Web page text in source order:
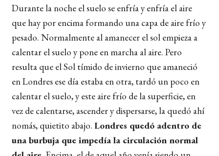
Durante la noche el suelo se enfría y enfría el aire
que hay por encima formando una capa de aire frío y
pesado. Normalmente al amanecer el sol empieza a
calentar el suelo y pone en marcha al aire. Pero
resulta que el Sol tímido de invierno que amaneció
en Londres ese día estaba en otra, tardó un poco en
calentar el suelo, y este aire frío de la superficie, en
vez de calentarse, ascender y dispersarse, la quedó ahí
nomás, quietito abajo. Londres quedó adentro de
una burbuja que impedía la circulación normal